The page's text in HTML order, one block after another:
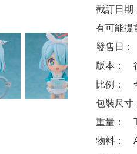
截訂日期
有可能提
發售日：
版本：　
比例：　
包裝尺寸
重量：　
物料：　